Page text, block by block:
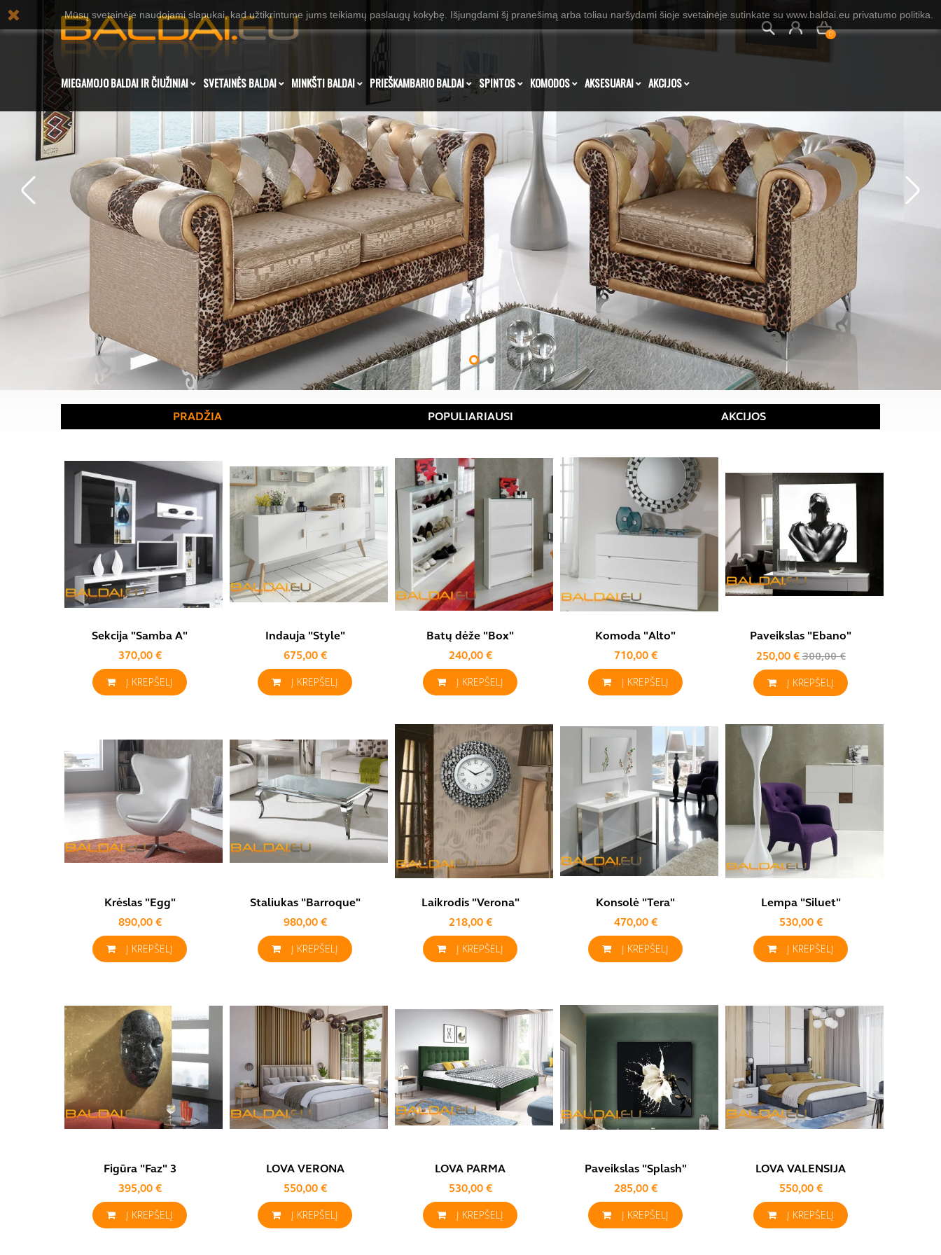
0
MIEGAMOJO BALDAI IR ČIUŽINIAI SVETAINĖS BALDAI MINKŠTI BALDAI PRIEŠKAMBARIO BALDAI SPINTOS KOMODOS AKSESUARAI AKCIJOS
PRADŽIA POPULIARIAUSI AKCIJOS
Sekcija "Samba A"
370,00 €
Į KREPŠELĮ
Indauja "Style"
675,00 €
Į KREPŠELĮ
Batų dėže "Box"
240,00 €
Į KREPŠELĮ
Komoda "Alto"
710,00 €
Į KREPŠELĮ
Paveikslas "Ebano"
250,00 € 300,00 €
Į KREPŠELĮ
Krėslas "Egg"
890,00 €
Į KREPŠELĮ
Staliukas "Barroque"
980,00 €
Į KREPŠELĮ
Laikrodis "Verona"
218,00 €
Į KREPŠELĮ
Konsolė "Tera"
470,00 €
Į KREPŠELĮ
Lempa "Siluet"
530,00 €
Į KREPŠELĮ
Figūra "Faz" 3
395,00 €
Į KREPŠELĮ
LOVA VERONA
550,00 €
Į KREPŠELĮ
LOVA PARMA
530,00 €
Į KREPŠELĮ
Paveikslas "Splash"
285,00 €
Į KREPŠELĮ
LOVA VALENSIJA
550,00 €
Į KREPŠELĮ
Mūsų svetainėje naudojami slapukai, kad užtikrintume jums teikiamų paslaugų kokybę. Išjungdami šį pranešimą arba toliau naršydami šioje svetainėje sutinkate su www.baldai.eu privatumo politika.